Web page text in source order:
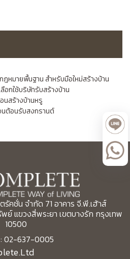
ฎหมายพื้นฐาน สำหรับมือใหม่สร้างบ้าน
อกใช้บริษัทรับสร้างบ้าน
นสร้างบ้านหรู
ต้อนรับสงกรานต์
คชั่น จำกัด 71 อาคาร จี.พี.เฮ้าส์
ย์ แขวงสี่พระยา เขตบางรัก กรุงเทพ
10500
02-637-0005